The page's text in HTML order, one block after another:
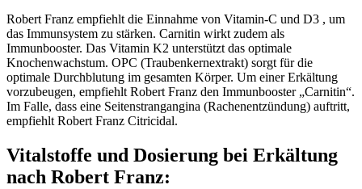
Robert Franz empfiehlt die Einnahme von Vitamin-C und D3 , um
das Immunsystem zu stärken. Carnitin wirkt zudem als
Immunbooster. Das Vitamin K2 unterstützt das optimale
Knochenwachstum. OPC (Traubenkernextrakt) sorgt für die
optimale Durchblutung im gesamten Körper. Um einer Erkältung
vorzubeugen, empfiehlt Robert Franz den Immunbooster „Carnitin“.
Im Falle, dass eine Seitenstrangangina (Rachenentzündung) auftritt,
empfiehlt Robert Franz Citricidal.
Vitalstoffe und Dosierung bei Erkältung
nach Robert Franz: